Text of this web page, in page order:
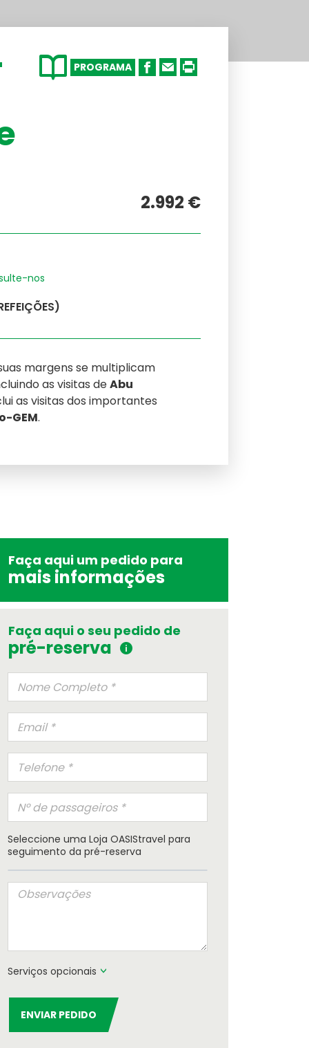
se aplica à sua viagem
PROGRAMA
2.992 €
nos
margens se multiplicam
as visitas deAbu
as visitas dos importantes
GEM.
Faça aqui um pedido para
mais informações
Faça aqui o seu pedido de
pré-reserva
Seleccione uma Loja OASIStravel para
seguimento da pré-reserva
Serviços opcionais
ENVIAR PEDIDO